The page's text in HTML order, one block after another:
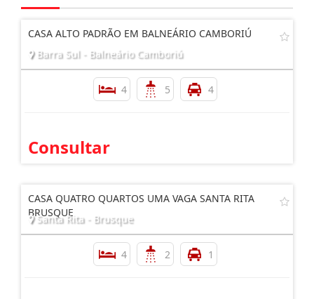
CASA ALTO PADRÃO EM BALNEÁRIO CAMBORIÚ
Barra Sul - Balneário Camboriú
4 5 4
Consultar
CASA QUATRO QUARTOS UMA VAGA SANTA RITA
BRUSQUE
Santa Rita - Brusque
4 2 1